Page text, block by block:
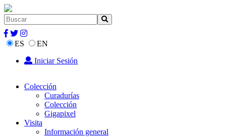
ES
EN
Iniciar Sesión
Colección
Curadurías
Colección
Gigapixel
Visita
Información general